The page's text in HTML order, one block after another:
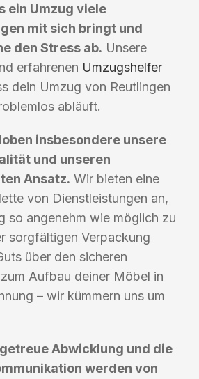
ein Umzug viele
mit sich bringt und
den Stress ab. Unsere
erfahrenen Umzugshelfer
dein Umzug von Reutlingen
abläuft.
insbesondere unsere
und unseren
Ansatz. Wir bieten eine
von Dienstleistungen an,
so angenehm wie möglich zu
sorgfältigen Verpackung
über den sicheren
Aufbau deiner Möbel in
– wir kümmern uns um
Abwicklung und die
werden von